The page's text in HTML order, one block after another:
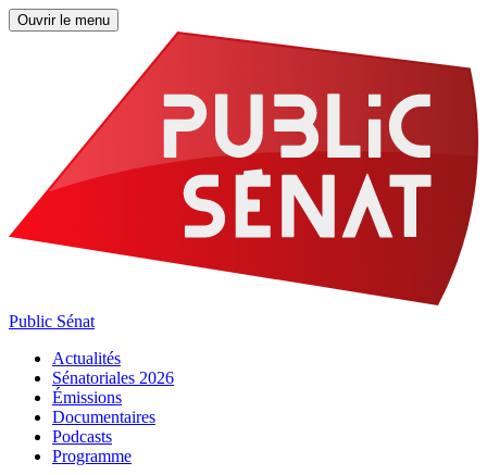
Ouvrir le menu
Public Sénat
Actualités
Sénatoriales 2026
Émissions
Documentaires
Podcasts
Programme